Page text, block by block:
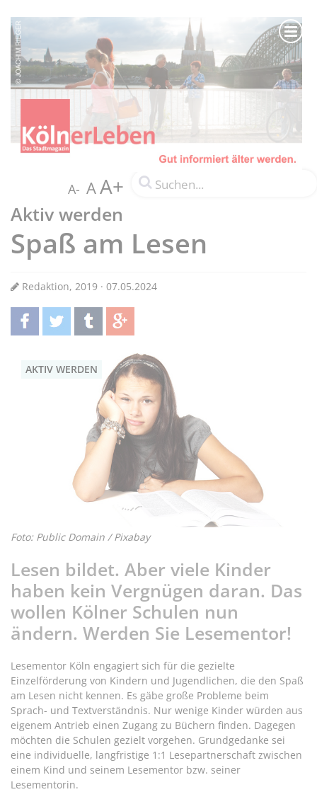
A- AA+
Aktiv werden
Spaß am Lesen
Redaktion, 2019 · 07.05.2024
AKTIV WERDEN
Foto: Public Domain / Pixabay
Lesen bildet. Aber viele Kinder
haben kein Vergnügen daran. Das
wollen Kölner Schulen nun
ändern. Werden Sie Lesementor!
Lesementor Köln engagiert sich für die gezielte
Einzelförderung von Kindern und Jugendlichen, die den Spaß
am Lesen nicht kennen. Es gäbe große Probleme beim
Sprach- und Textverständnis. Nur wenige Kinder würden aus
eigenem Antrieb einen Zugang zu Büchern finden. Dagegen
möchten die Schulen gezielt vorgehen. Grundgedanke sei
eine individuelle, langfristige 1:1 Lesepartnerschaft zwischen
einem Kind und seinem Lesementor bzw. seiner
Lesementorin.